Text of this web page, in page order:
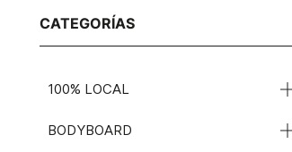
CATEGORÍAS
100% LOCAL
BODYBOARD